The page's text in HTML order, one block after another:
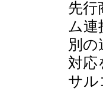
先行
ム連
別
対応
サル